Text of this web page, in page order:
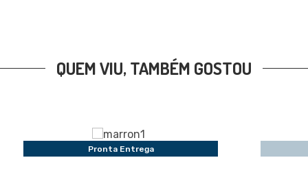
QUEM VIU, TAMBÉM GOSTOU
Pronta Entrega